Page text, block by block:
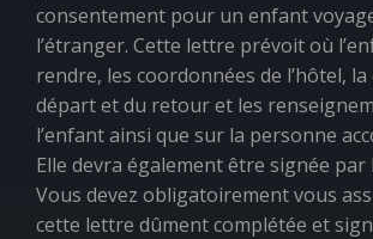
consentement pour un enfant
l’étranger. Cette lettre prévoit où
rendre, les coordonnées de l’hôtel, la
départ et du retour et les
l’enfant ainsi que sur la personne
Elle devra également être signée par
Vous devez obligatoirement vous
cette lettre dûment complétée et